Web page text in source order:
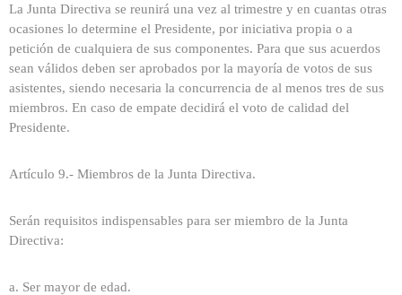
La Junta Directiva se reunirá una vez al trimestre y en cuantas otras
ocasiones lo determine el Presidente, por iniciativa propia o a
petición de cualquiera de sus componentes. Para que sus acuerdos
sean válidos deben ser aprobados por la mayoría de votos de sus
asistentes, siendo necesaria la concurrencia de al menos tres de sus
miembros. En caso de empate decidirá el voto de calidad del
Presidente.
Artículo 9.- Miembros de la Junta Directiva.
Serán requisitos indispensables para ser miembro de la Junta
Directiva:
a. Ser mayor de edad.